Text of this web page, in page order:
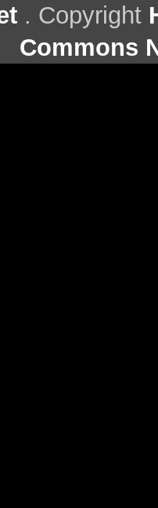
. Copyright
Commons